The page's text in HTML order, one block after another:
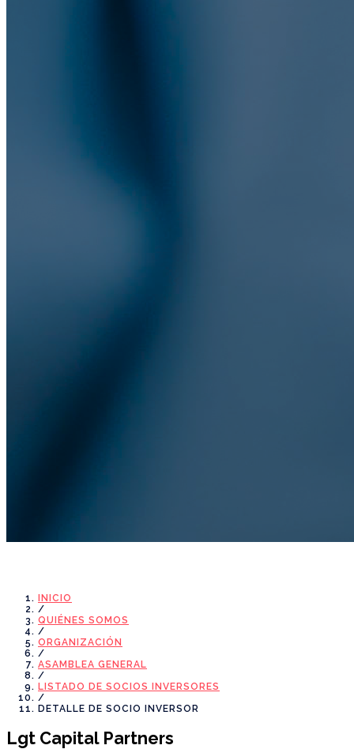
INICIO
/
QUIÉNES SOMOS
/
ORGANIZACIÓN
/
ASAMBLEA GENERAL
/
LISTADO DE SOCIOS INVERSORES
/
DETALLE DE SOCIO INVERSOR
Lgt Capital Partners